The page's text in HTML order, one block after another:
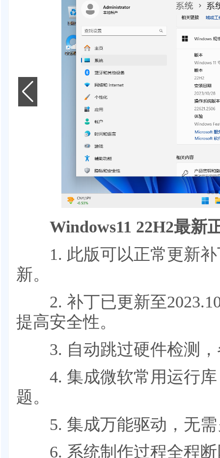
Windows11 22H2最新
1. 此版可以正常更新补
新。
2. 补丁已更新至
提高安全性。
3. 自动跳过硬件检测，
4. 集成微软常用运行库
题。
5. 集成万能驱动，无需
6. 系统制作过程全程断